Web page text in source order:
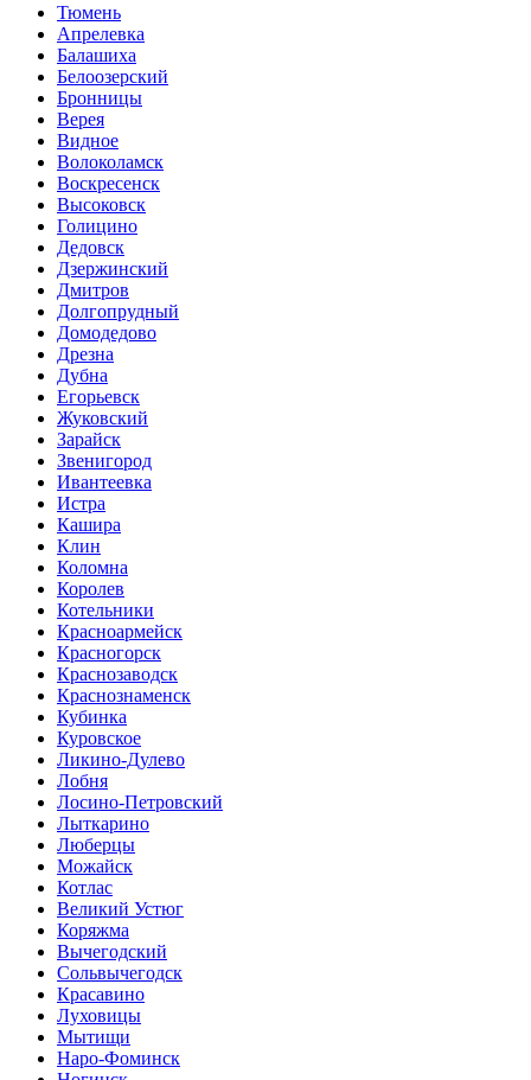
Тюмень
Апрелевка
Балашиха
Белоозерский
Бронницы
Верея
Видное
Волоколамск
Воскресенск
Высоковск
Голицино
Дедовск
Дзержинский
Дмитров
Долгопрудный
Домодедово
Дрезна
Дубна
Егорьевск
Жуковский
Зарайск
Звенигород
Ивантеевка
Истра
Кашира
Клин
Коломна
Королев
Котельники
Красноармейск
Красногорск
Краснозаводск
Краснознаменск
Кубинка
Куровское
Ликино-Дулево
Лобня
Лосино-Петровский
Лыткарино
Люберцы
Можайск
Котлас
Великий Устюг
Коряжма
Вычегодский
Сольвычегодск
Красавино
Луховицы
Мытищи
Наро-Фоминск